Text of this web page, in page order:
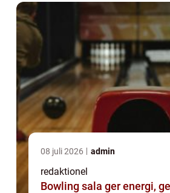
08 juli 2026 admin
redaktionel
Bowling sala ger energi,